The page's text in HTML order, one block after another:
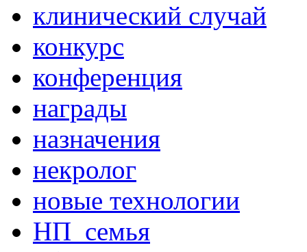
клинический случай
конкурс
конференция
награды
назначения
некролог
новые технологии
НП_семья